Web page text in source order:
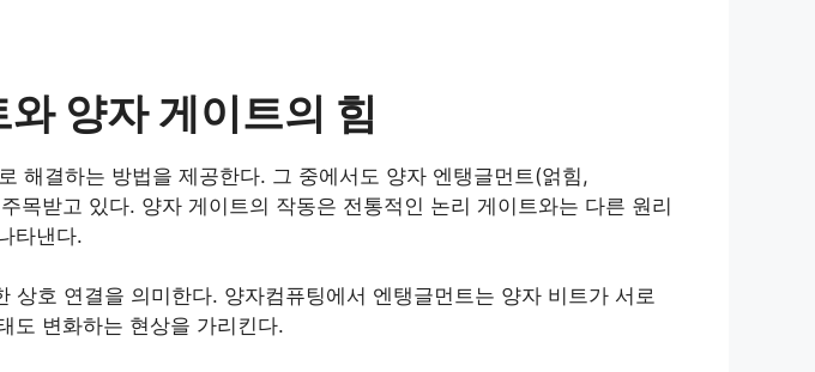
양자 게이트의 힘
해결하는 방법을 제공한다. 그 중에서도 양자 엔탱글먼트(얽힘,
받고 있다. 양자 게이트의 작동은 전통적인 논리 게이트와는 다른 원리
타낸다.
상호 연결을 의미한다. 양자컴퓨팅에서 엔탱글먼트는 양자 비트가 서로
도 변화하는 현상을 가리킨다.